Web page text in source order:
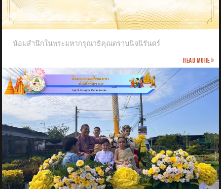
น้อมสำนึกในพระมหากรุณาธิคุณตราบนิจนิรันดร์
Read more »